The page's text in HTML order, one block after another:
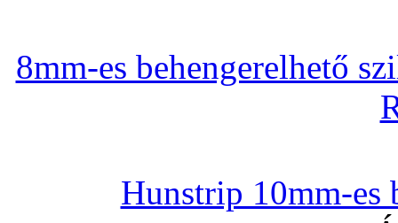
8mm-es behengerelhető
Hunstrip 10mm-es